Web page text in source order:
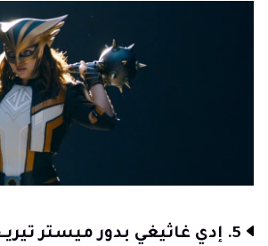
5. إدي غاثيغي بدور ميستر تيريـفيك